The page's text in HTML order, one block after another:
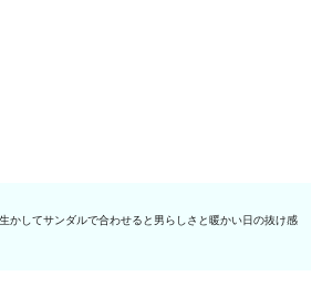
かしてサンダルで合わせると男らしさと暖かい日の抜け感